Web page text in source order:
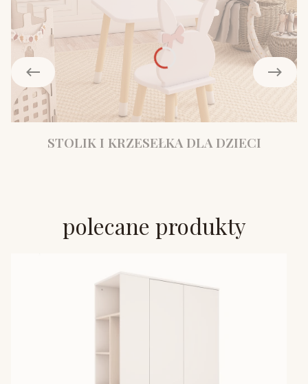
STOLIK I KRZESEŁKA DLA DZIECI
polecane produkty